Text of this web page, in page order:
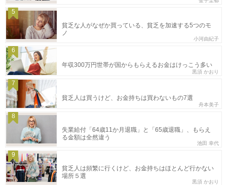
5
貧乏な人がなぜか買っている、貧乏を加速する5つのモ
ノ
小河由紀子
6
年収300万円世帯が国からもらえるお金はけっこう多い
黒須 かおり
7
貧乏人は買うけど、お金持ちは買わないもの7選
舟本美子
8
失業給付「64歳11か月退職」と「65歳退職」、もらえ
る金額は全然違う
池田 幸代
9
貧乏人は頻繁に行くけど、お金持ちはほとんど行かない
場所５選
黒須 かおり